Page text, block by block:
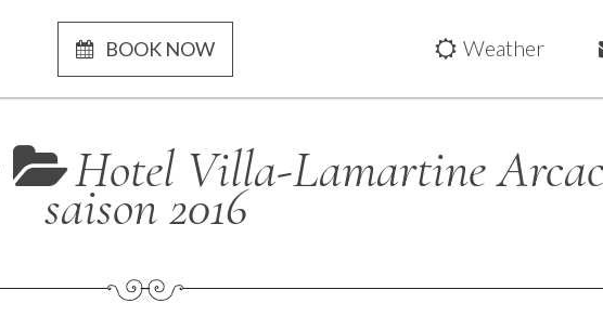
Hotel Villa-Lamartine
saison 2016
BOOK NOW Weather